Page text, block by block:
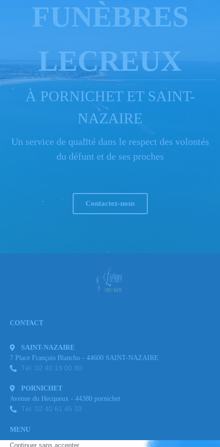
FUNÈBRES
LECREUX
À PORNICHET ET SAINT-
NAZAIRE
Un service de qualité dans le respect des volontés
du défunt et de ses proches
Contactez-nous
CONTACT
SAINT-NAZAIRE
7 Place François Blancho - 44600 SAINT-NAZAIRE
Tél. 02 40 19 00 80
PORNICHET
Avenue du Hecqueux - 44380 pornichet
Tél. 02 40 61 45 33
MENU